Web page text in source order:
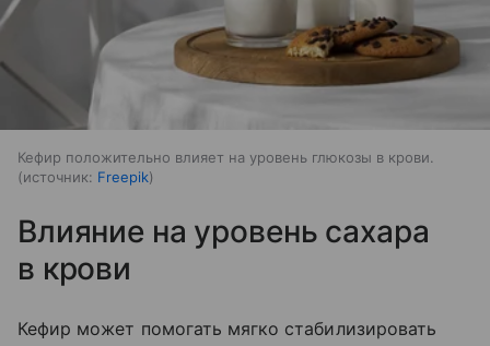
Кефир положительно влияет на уровень глюкозы в крови.
источник: Freepik
Влияние на уровень сахара
в крови
Кефир может помогать мягко стабилизировать